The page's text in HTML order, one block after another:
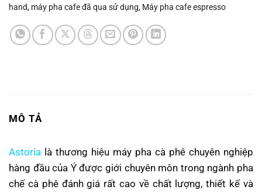
hand, máy pha cafe đã qua sử dụng, Máy pha cafe espresso
MÔ TẢ
Astoria là thương hiệu máy pha cà phê chuyên nghiệp
hàng đầu của Ý được giới chuyên môn trong ngành pha
chế cà phê đánh giá rất cao về chất lượng, thiết kế và